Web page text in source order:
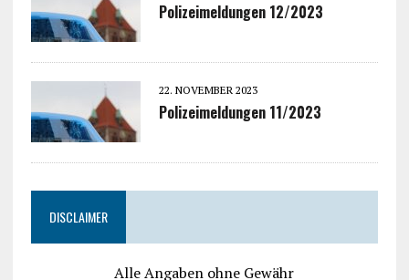
Polizeimeldungen 12/2023
22. NOVEMBER 2023
Polizeimeldungen 11/2023
DISCLAIMER
Alle Angaben ohne Gewähr